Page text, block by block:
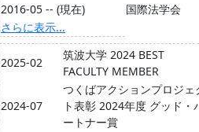
2016-05 -- (現在)
国際法学会
さらに表示...
2025-02
筑波大学 2024 BEST
FACULTY MEMBER
2024-07
つくばアクションプロジェ
ト表彰 2024年度 グッド・
ートナー賞